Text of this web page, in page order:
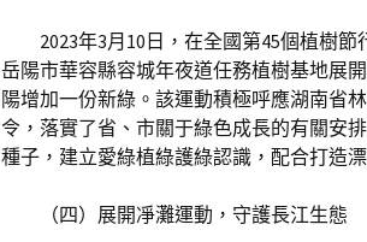
2023年3月10日，在全國第45個植樹
岳陽市華容縣容城年夜道任務植樹基地展
陽增加一份新綠。該運動積極呼應湖南省
令，落實了省、市關于綠色成長的有關安
種子，建立愛綠植綠護綠認識，配合打造
（四）展開凈灘運動，守護長江生態